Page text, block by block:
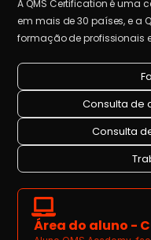
A QMS Certification é uma
em mais de 30 países, e a
formação de profissionais
Consulta de
Consulta
Área do aluno -